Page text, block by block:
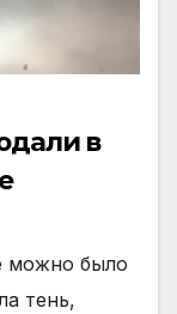
в
можно было
тень,